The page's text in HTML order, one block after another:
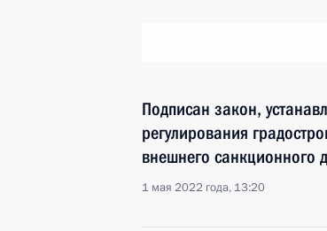
Подписан закон,
регулирования
внешнего санкционного
1 мая 2022 года, 13:20